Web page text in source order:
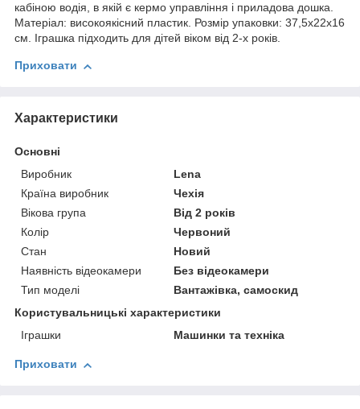
кабіною водія, в якій є кермо управління і приладова дошка.
Матеріал: високоякісний пластик. Розмір упаковки: 37,5х22х16
см. Іграшка підходить для дітей віком від 2-х років.
Приховати
Характеристики
Основні
Виробник
Lena
Країна виробник
Чехія
Вікова група
Від 2 років
Колір
Червоний
Стан
Новий
Наявність відеокамери
Без відеокамери
Тип моделі
Вантажівка, самоскид
Користувальницькі характеристики
Іграшки
Машинки та техніка
Приховати